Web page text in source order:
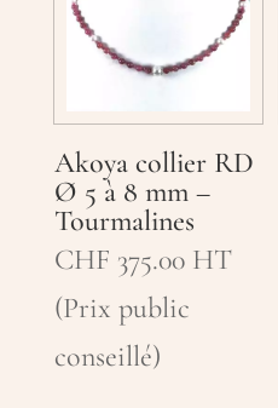
Akoya collier RD
Ø 5 à 8 mm –
Tourmalines
CHF 375.00 HT
(Prix public
conseillé)